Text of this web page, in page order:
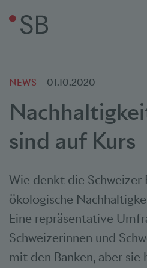
NEWS 01.10.2020
sind auf Kurs
Wie denkt die Schweizer
ökologische
Eine repräsentative
Schweizerinnen und
mit den Banken, aber sie